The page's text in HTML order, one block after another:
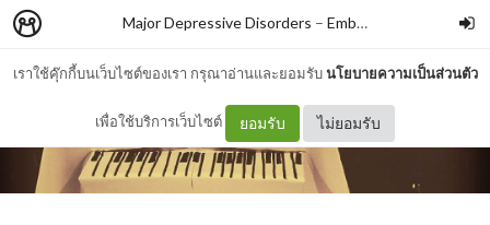
เราใช้คุ๊กกี้บนเว็บไซต์ของเรา กรุณาอ่านและยอมรับนโยบายความเป็นส่วนตัว
เพื่อใช้บริการเว็บไซต์ ยอมรับ ไม่ยอมรับ
Major Depressive Disorders – Embrace